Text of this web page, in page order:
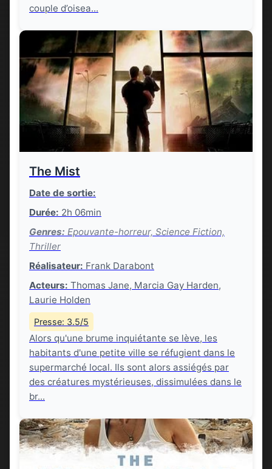
couple d’oisea...
The Mist
Date de sortie:
Durée: 2h 06min
Genres: Epouvante-horreur, Science Fiction,
Thriller
Réalisateur: Frank Darabont
Acteurs: Thomas Jane, Marcia Gay Harden,
Laurie Holden
Presse: 3.5/5
Alors qu'une brume inquiétante se lève, les
habitants d'une petite ville se réfugient dans le
supermarché local. Ils sont alors assiégés par
des créatures mystérieuses, dissimulées dans le
br...